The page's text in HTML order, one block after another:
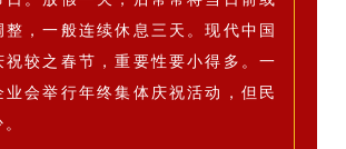
整，一般连续休息三天。现代中国
祝较之春节，重要性要小得多。一
业会举行年终集体庆祝活动，但民